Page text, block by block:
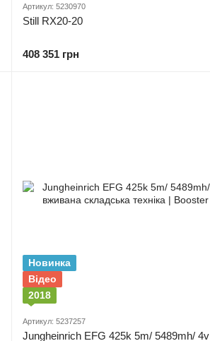
Артикул: 5230970
Still RX20-20
408 351 грн
Новинка
Відео
2018
Артикул: 5237257
Jungheinrich EFG 425k 5m/ 5489mh/ 4v